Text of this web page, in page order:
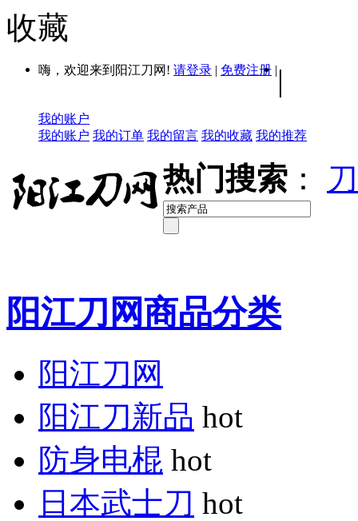
收藏
嗨，欢迎来到阳江刀网! 请登录 | 免费注册 | |
我的账户
我的账户 我的订单 我的留言 我的收藏 我的推荐
热门搜索 ：
阳江刀网商品分类
阳江刀网
阳江刀新品 hot
防身电棍 hot
日本武士刀 hot